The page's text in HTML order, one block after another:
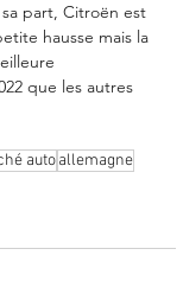
part, Citroën est
hausse mais la
que les autres
autoallemagne